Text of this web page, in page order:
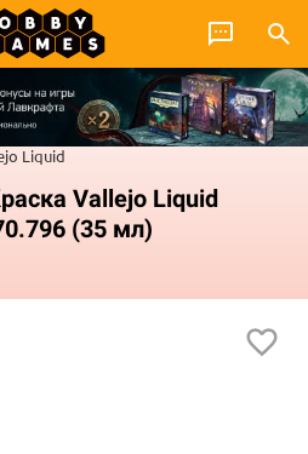
Liquid
Vallejo Liquid
(35 мл)